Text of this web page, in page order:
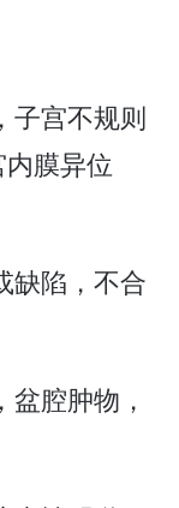
子宫不规则
膜异位
缺陷，不合
腔肿物，